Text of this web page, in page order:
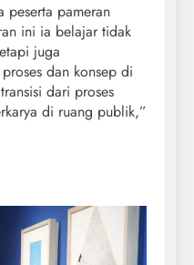
peserta pameran
ini ia belajar tidak
juga
dan konsep di
dari proses
di ruang publik,”